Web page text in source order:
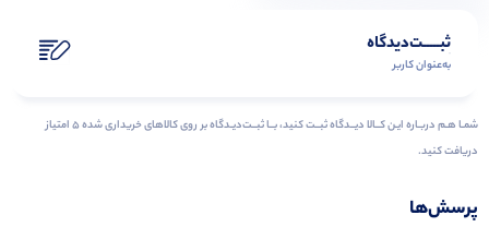
ثبـــــت‌دیدگاه
به‌عنوان کاربر
شمـا هـم دربـاره ایـن کــالا دیــدگاه ثبــت کنید، بــا ثبــت‌دیـدگاه بر روی کالاهای خریداری شده ۵ امتیاز
دریافت کنید.
پرسش‌ها